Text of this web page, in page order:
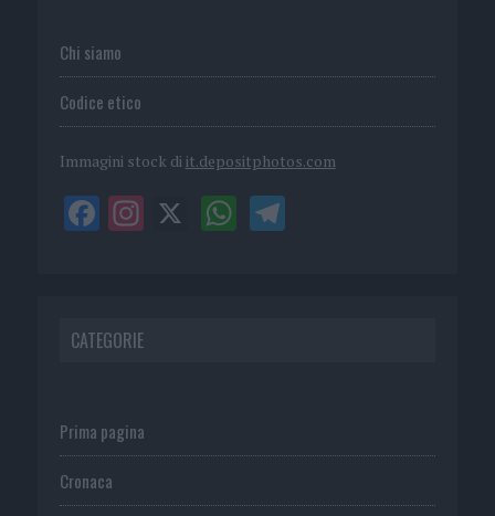
Chi siamo
Codice etico
Immagini stock di it.depositphotos.com
CATEGORIE
Prima pagina
Cronaca